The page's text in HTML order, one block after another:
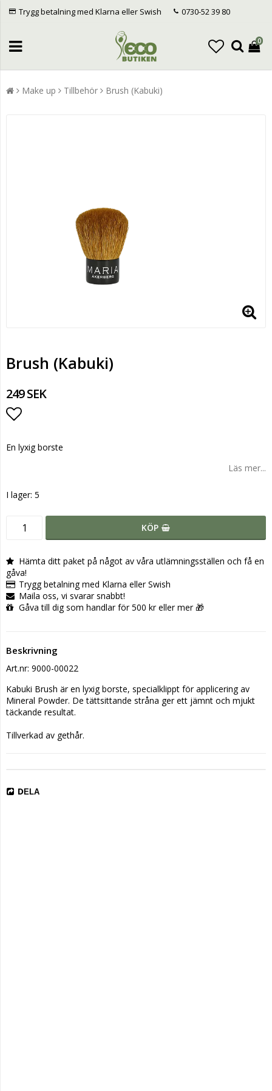
Trygg betalning med Klarna eller Swish 0730-52 39 80
0
Make up Tillbehör Brush (Kabuki)
Brush (Kabuki)
249 SEK
En lyxig borste
Läs mer...
I lager: 5
KÖP
Hämta ditt paket på något av våra utlämningsställen och få en
gåva!
Trygg betalning med Klarna eller Swish
Maila oss, vi svarar snabbt!
Gåva till dig som handlar för 500 kr eller mer 🎁
Beskrivning
Art.nr: 9000-00022
Kabuki Brush är en lyxig borste, specialklippt för applicering av
Mineral Powder. De tättsittande stråna ger ett jämnt och mjukt
täckande resultat.
Tillverkad av gethår.
DELA